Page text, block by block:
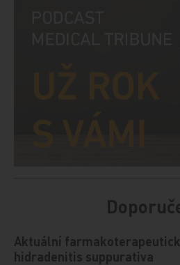
Aktuální
hidradenitis suppurativa